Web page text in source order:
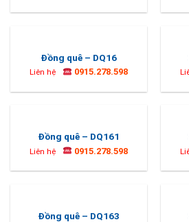
Đồng quê – DQ16
Liên hệ 0915.278.598
Đồng quê – DQ161
Liên hệ 0915.278.598
Đồng quê – DQ163